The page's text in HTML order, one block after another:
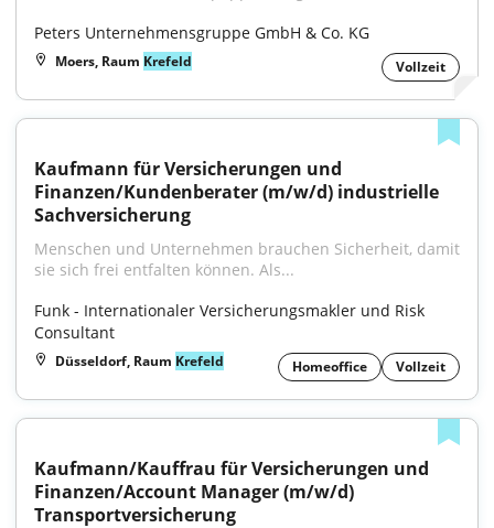
Peters Unternehmensgruppe GmbH & Co. KG
Moers, Raum Krefeld Vollzeit
Kaufmann für Versicherungen und
Finanzen/Kundenberater (m/w/d) industrielle
Sachversicherung
Menschen und Unternehmen brauchen Sicherheit, damit
sie sich frei entfalten können. Als...
Funk - Internationaler Versicherungsmakler und Risk
Consultant
Düsseldorf, Raum Krefeld Homeoffice Vollzeit
Kaufmann/Kauffrau für Versicherungen und
Finanzen/Account Manager (m/w/d)
Transportversicherung